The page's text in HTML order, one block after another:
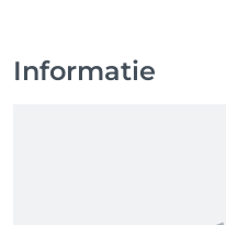
Informatie